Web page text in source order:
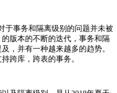
于事务和隔离级别的问题并未被
版本的不断的迭代，事务和隔
，并有一种越来越多的趋势。
跨库，跨表的事务。